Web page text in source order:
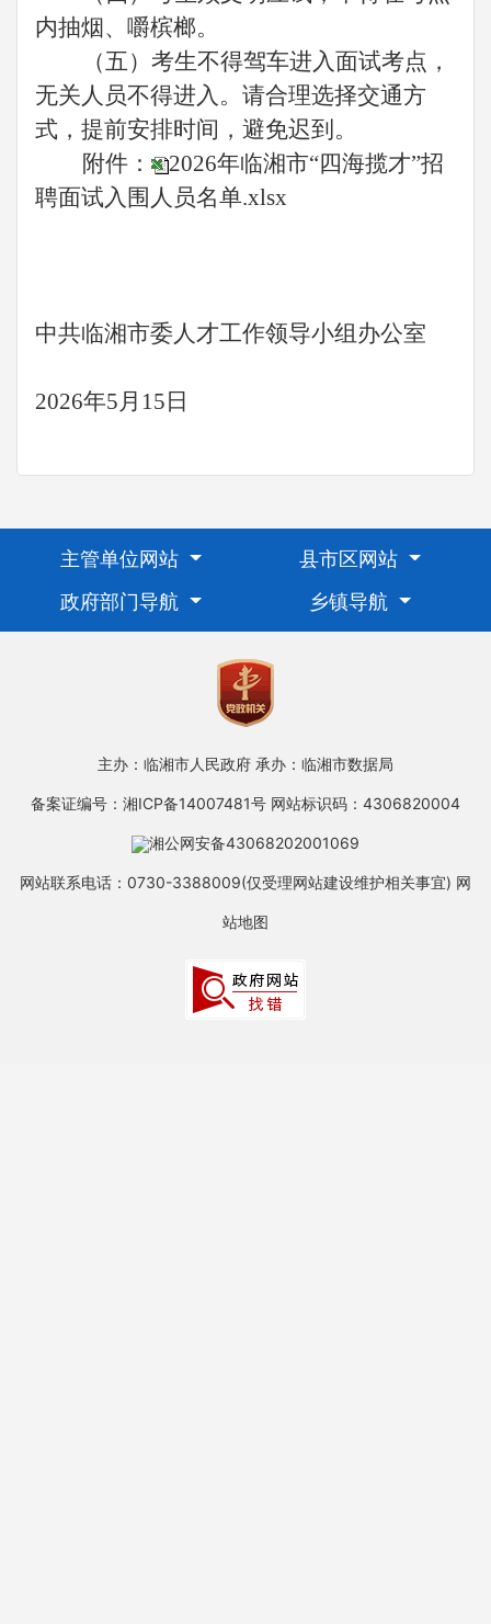
内抽烟、嚼槟榔。
（五）考生不得驾车进入面试考点，
无关人员不得进入。请合理选择交通方
式，提前安排时间，避免迟到。
附件：
2026年临湘市“四海揽才”招
聘面试入围人员名单.xlsx
中共临湘市委人才工作领导小组办公室
2026年5月15日
主管单位网站
县市区网站
政府部门导航
乡镇导航
主办：临湘市人民政府 承办：临湘市数据局
备案证编号：湘ICP备14007481号 网站标识码：4306820004
湘公网安备43068202001069
网站联系电话：0730-3388009(仅受理网站建设维护相关事宜) 网
站地图